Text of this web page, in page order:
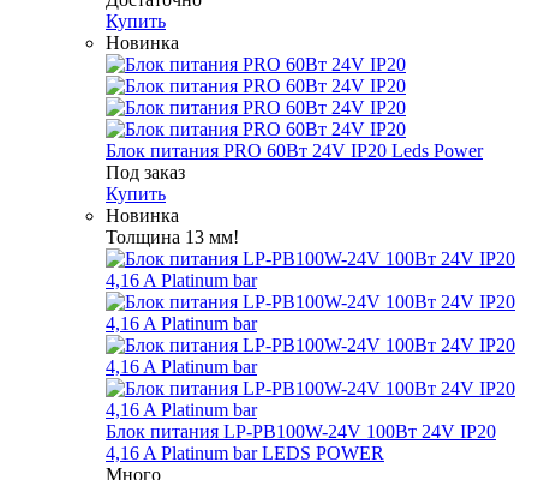
Купить
Новинка
Блок питания PRO 60Вт 24V IP20 Leds Power
Под заказ
Купить
Новинка
Толщина 13 мм!
Блок питания LP-PB100W-24V 100Вт 24V IP20
4,16 A Platinum bar LEDS POWER
Много